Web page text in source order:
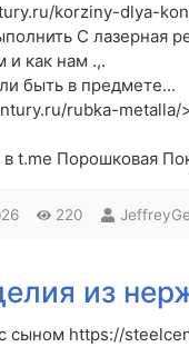
korziny-dlya-
C лазерная
и как нам .,.
быть в предмете...
rubka-metalla/
t.me Порошковая
220
из
сыном https://